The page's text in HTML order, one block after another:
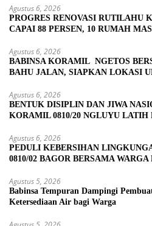
Agustus 6, 2026
PROGRES RENOVASI
CAPAI 88 PERSEN, 10 RUMAH
Agustus 6, 2026
BABINSA KORAMIL NGETOS
BAHU JALAN, SIAPKAN LOKASI
Agustus 6, 2026
BENTUK DISIPLIN DAN JIWA
KORAMIL 0810/20 NGLUYU LATIH
Agustus 6, 2026
PEDULI KEBERSIHAN
0810/02 BAGOR BERSAMA
Agustus 5, 2026
Babinsa Tempuran Dampingi
Ketersediaan Air bagi Warga